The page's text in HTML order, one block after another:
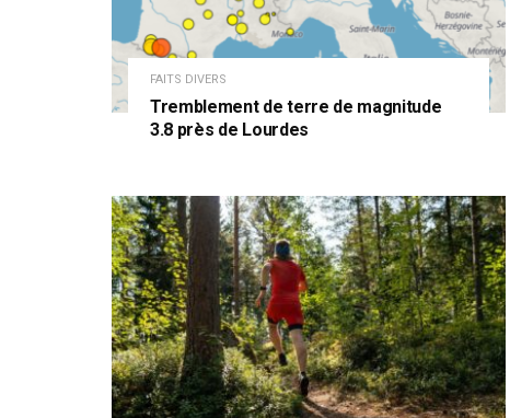
FAITS DIVERS
Tremblement de terre de magnitude
3.8 près de Lourdes